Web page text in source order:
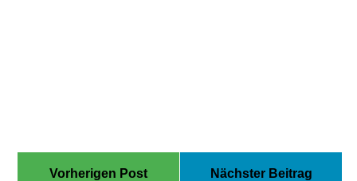
Vorherigen Post Nächster Beitrag